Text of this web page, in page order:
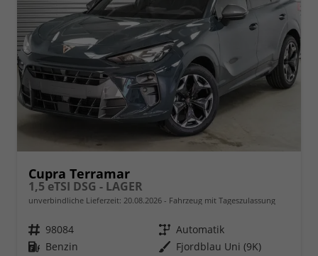
Cupra Terramar
1,5 eTSI DSG - LAGER
unverbindliche Lieferzeit: 20.08.2026 Fahrzeug mit Tageszulassung
Fahrzeugnr. 98084 Getriebe Automatik
Kraftstoff Benzin Außenfarbe Fjordblau Uni (9K)